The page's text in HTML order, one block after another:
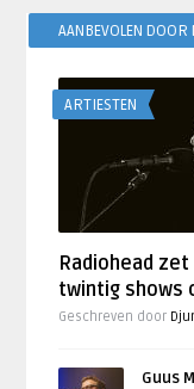
AANBEVOLEN DOOR
ARTIESTEN
Radiohead
twintig shows
Geschreven door
Guus